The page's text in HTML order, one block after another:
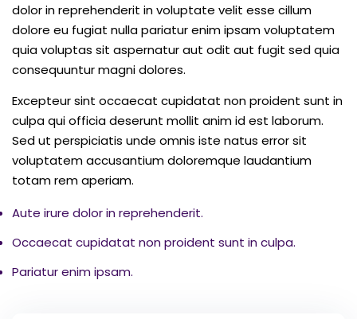
dolor in reprehenderit in voluptate velit esse cillum
dolore eu fugiat nulla pariatur enim ipsam voluptatem
quia voluptas sit aspernatur aut odit aut fugit sed quia
consequuntur magni dolores.
Excepteur sint occaecat cupidatat non proident sunt in
culpa qui officia deserunt mollit anim id est laborum.
Sed ut perspiciatis unde omnis iste natus error sit
voluptatem accusantium doloremque laudantium
totam rem aperiam.
Aute irure dolor in reprehenderit.
Occaecat cupidatat non proident sunt in culpa.
Pariatur enim ipsam.